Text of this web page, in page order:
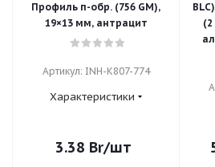
Профиль п-обр. (756 GM),
19×13 мм, антрацит
Артикул: INH-K807-774
Характеристики
3.38 Br/шт